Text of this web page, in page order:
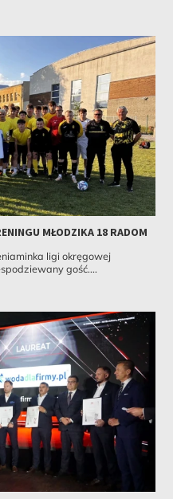
MŁODZIKA 18 RADOM
ligi okręgowej
gość....